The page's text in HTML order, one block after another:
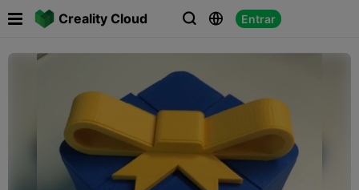
Creality Cloud   Entrar
 